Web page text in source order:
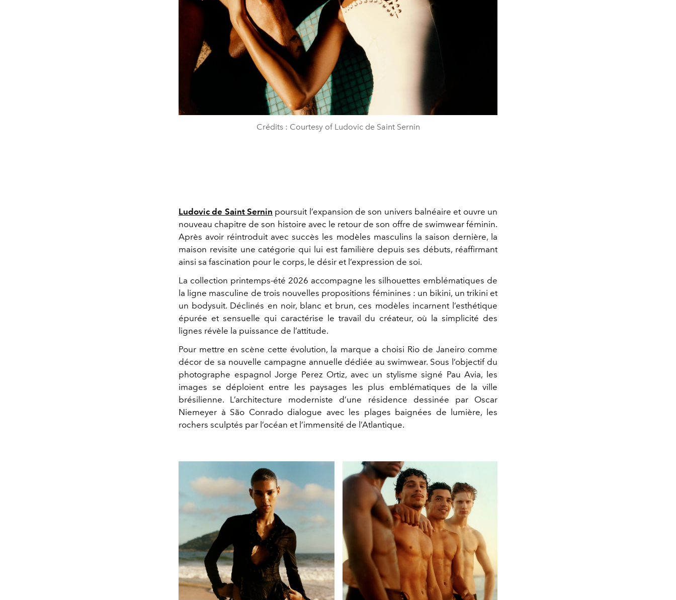
Crédits : Courtesy of Ludovic de Saint Sernin
Ludovic de Saint Sernin poursuit l’expansion de son univers balnéaire et ouvre un
nouveau chapitre de son histoire avec le retour de son offre de swimwear féminin.
Après avoir réintroduit avec succès les modèles masculins la saison dernière, la
maison revisite une catégorie qui lui est familière depuis ses débuts, réaffirmant
ainsi sa fascination pour le corps, le désir et l’expression de soi.
La collection printemps-été 2026 accompagne les silhouettes emblématiques de
la ligne masculine de trois nouvelles propositions féminines : un bikini, un trikini et
un bodysuit. Déclinés en noir, blanc et brun, ces modèles incarnent l’esthétique
épurée et sensuelle qui caractérise le travail du créateur, où la simplicité des
lignes révèle la puissance de l’attitude.
Pour mettre en scène cette évolution, la marque a choisi Rio de Janeiro comme
décor de sa nouvelle campagne annuelle dédiée au swimwear. Sous l’objectif du
photographe espagnol Jorge Perez Ortiz, avec un stylisme signé Pau Avia, les
images se déploient entre les paysages les plus emblématiques de la ville
brésilienne. L’architecture moderniste d’une résidence dessinée par Oscar
Niemeyer à São Conrado dialogue avec les plages baignées de lumière, les
rochers sculptés par l’océan et l’immensité de l’Atlantique.